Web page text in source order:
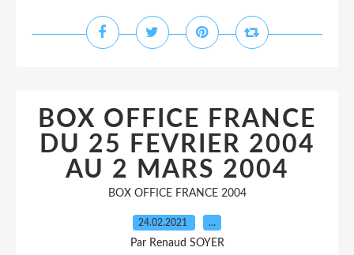
BOX OFFICE FRANCE
DU 25 FEVRIER 2004
AU 2 MARS 2004
BOX OFFICE FRANCE 2004
24.02.2021 …
Par Renaud SOYER